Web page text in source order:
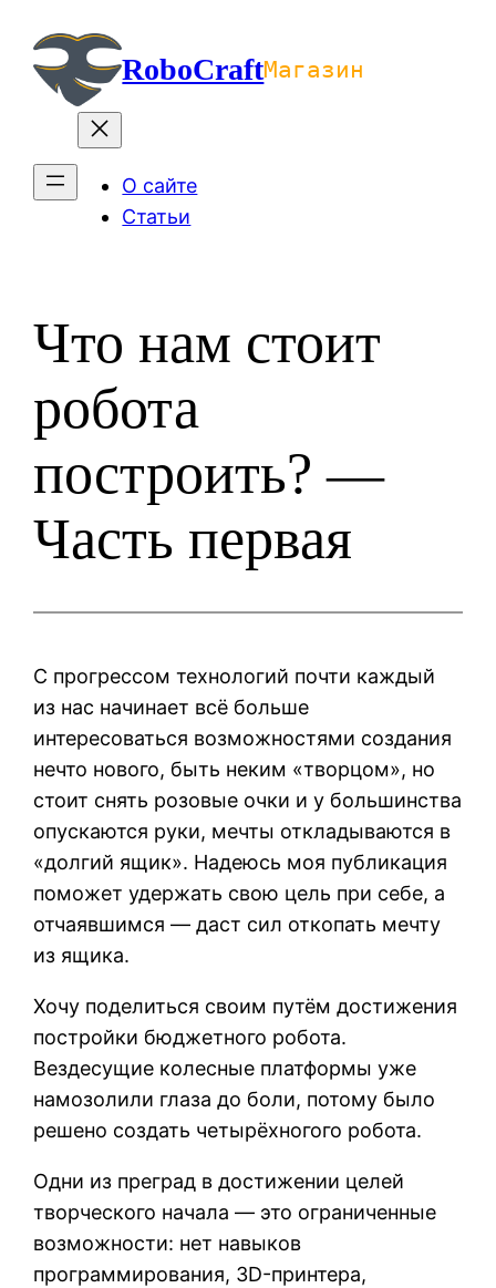
содержимомуRoboCraftМагазин
О сайте
Статьи
Что нам стоит
робота
построить? —
Часть первая
С прогрессом технологий почти каждый
из нас начинает всё больше
интересоваться возможностями создания
нечто нового, быть неким «творцом», но
стоит снять розовые очки и у большинства
опускаются руки, мечты откладываются в
«долгий ящик». Надеюсь моя публикация
поможет удержать свою цель при себе, а
отчаявшимся — даст сил откопать мечту
из ящика.
Хочу поделиться своим путём достижения
постройки бюджетного робота.
Вездесущие колесные платформы уже
намозолили глаза до боли, потому было
решено создать четырёхногого робота.
Одни из преград в достижении целей
творческого начала — это ограниченные
возможности: нет навыков
программирования, 3D-принтера,